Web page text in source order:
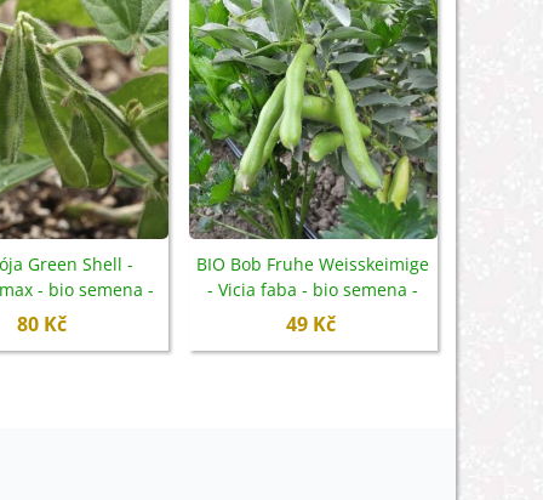
Green Shell -
- bio semena -
20 ks
80 Kč
BIO Bob Fruhe Weisskeimige
- Vicia faba - bio semena -
15 ks
49 Kč